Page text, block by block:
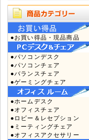
●お買い得品・現品商品
●パソコンデスク
●パソコンチェア
●バランスチェア
●ゲーミングチェア
●ホームデスク
●オフィスチェア
●ロビー＆レセプション
●ミーティングチェア
●オフィスアクセサリー